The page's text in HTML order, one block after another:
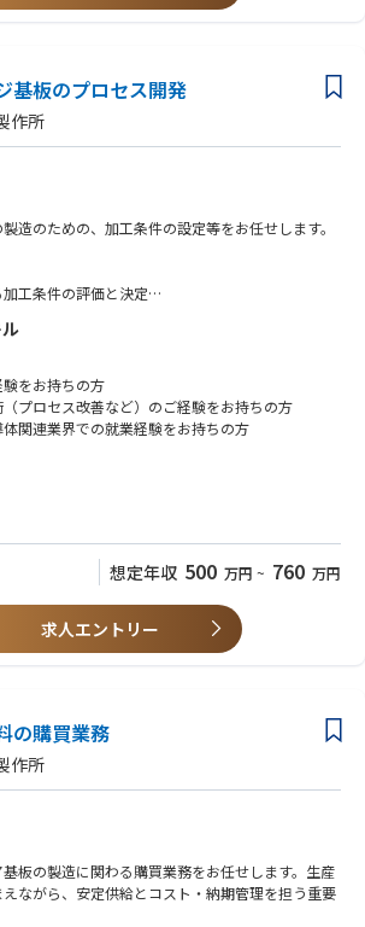
設備増強を進行中です。
基板のプロセス開発
作所
造のための、加工条件の設定等をお任せします。
工条件の評価と決定
性、温度、圧力、時間などの加工条件を評価し、
タを決定。
薬品濃度分析
等の使用可否の判断
セスの改良業務に携わることもできます。国内外問
合わせに、営業とともに参加することも出来ま
）
売り上げも5年間で100億円以上拡大しております。
ないことに加え、同社のこれまで培ってきた技術力
る業務を決定します。プリント基板についての勉
て実施しており、基板や工程の理解を深めていた
一つの工程をお任せします。経験に応じて、知識
識をつけられる環境が整っています。
をお持ちの方
（プロセス改善など）のご経験をお持ちの方
体関連業界での就業経験をお持ちの方
をお持ちの方
想定年収 500 万円 ~ 760 万円
求人エントリー
の購買業務
作所
板の製造に関わる購買業務をお任せします。生産
ながら、安定供給とコスト・納期管理を担う重要